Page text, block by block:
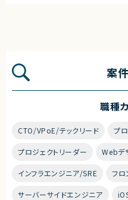
案
職種
CTO/VPoE/テックリード プ
プロジェクトリーダー Webデ
インフラエンジニア/SRE フロ
サーバーサイドエンジニア